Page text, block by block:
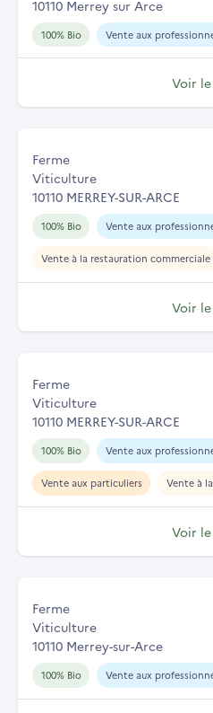
10110 Merrey sur Arce
100% Bio Vente aux
Voir
Ferme
Viticulture
10110 MERREY-SUR-ARCE
100% Bio Vente aux
Vente à la restauration commerciale
Voir
Ferme
Viticulture
10110 MERREY-SUR-ARCE
100% Bio Vente aux
Vente aux particuliers Vente à
Voir
Ferme
Viticulture
10110 Merrey-sur-Arce
100% Bio Vente aux